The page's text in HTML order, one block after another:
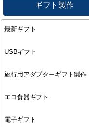
ギフト製作
最新ギフト
USBギフト
旅行用アダプターギフト製作
エコ食器ギフト
電子ギフト